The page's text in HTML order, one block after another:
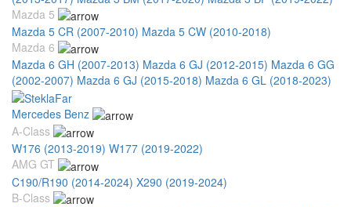
Mazda 5
Mazda 5 CR (2007-2010) Mazda 5 CW (2010-2018)
Mazda 6
Mazda 6 GH (2007-2013) Mazda 6 GJ (2012-2015) Mazda 6 GG
(2002-2007) Mazda 6 GJ (2015-2018) Mazda 6 GL (2018-2023)
Mercedes Benz
A-Class
W176 (2013-2019) W177 (2019-2022)
AMG GT
C190/R190 (2014-2024) X290 (2019-2024)
B-Class